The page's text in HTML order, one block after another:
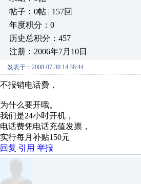
帖子：0帖 | 157回
年度积分：0
历史总积分：457
注册：2006年7月10日
发表于：2008-07-30 14:38:44
不报销电话费，
为什么要开哦。
我们是24小时开机，
电话费凭电话充值发票，
实行每月补贴150元
回复 引用 举报